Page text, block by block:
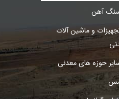
آهن
و ماشین آلات
حوزه های معدنی